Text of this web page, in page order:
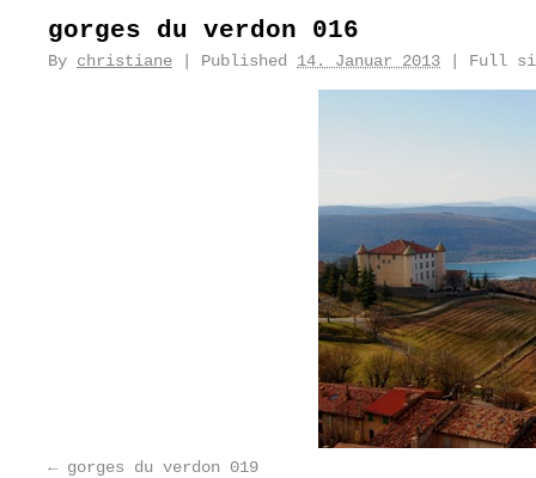
gorges du verdon 016
By christiane Published 14. Januar 2013 Full
gorges du verdon 019